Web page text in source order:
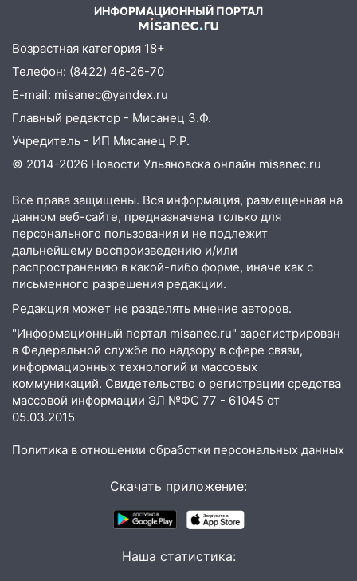
Соцсети: на проспекте Тюленева
ДТП с мотоциклистом
20:22 Мошенники обманули 92-летнюю
жительницу Ульяновской области
19:14 Житель Ульяновской области
подвез троих незнакомцев на трассе и
заработал уголовное дело
18:14 Прогноз погоды на 6 августа в
18:00 Мотофристайл, рок и силовой
экстрим: в Ульяновске пройдет
большой фестиваль «Наше время»
17:30 Где есть бензин в Ульяновске 5
17:05 «Обыск» по видеосвязи: в
Ульяновске задержали 19-летнюю
сообщницу мошенников
16:12 Едва не перерезал горло: в
Вешкайме посиделки с судимым
знакомым закончились для женщины
больницей
перевернулась на мопеде и попала в
миллионов рублей за криминальное
ИНФОРМАЦИОННЫЙ ПОРТАЛ
Возрастная категория 18+
Телефон: (8422) 46-26-70
E-mail: misanec@yandex.ru
Главный редактор - Мисанец З.Ф.
Учредитель - ИП Мисанец Р.Р.
© 2014-2026 Новости Ульяновска онлайн misanec.ru
Все права защищены. Вся информация, размещенная на
данном веб-сайте, предназначена только для
персонального пользования и не подлежит
дальнейшему воспроизведению и/или
распространению в какой-либо форме, иначе как с
письменного разрешения редакции.
Редакция может не разделять мнение авторов.
"Информационный портал misanec.ru" зарегистрирован
в Федеральной службе по надзору в сфере связи,
информационных технологий и массовых
коммуникаций. Свидетельство о регистрации средства
массовой информации ЭЛ №ФС 77 - 61045 от
05.03.2015
Политика в отношении обработки персональных данных
Скачать приложение:
Наша статистика: